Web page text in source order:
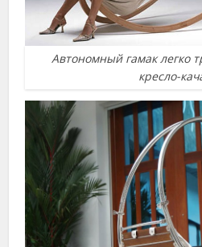
Автономный гамак легко
кресло-